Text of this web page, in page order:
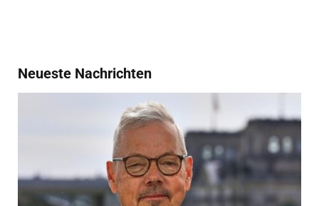
Neueste Nachrichten